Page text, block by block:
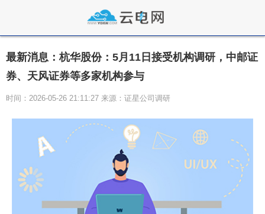
最新消息：杭华股份：5月11日接受机构调研，中邮证
券、天风证券等多家机构参与
时间：2026-05-26 21:11:27 来源：证星公司调研